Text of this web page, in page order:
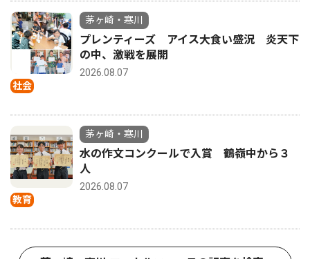
社会
茅ヶ崎・寒川
プレンティーズ アイス大食い盛況 炎天下
の中、激戦を展開
2026.08.07
教育
茅ヶ崎・寒川
水の作文コンクールで入賞 鶴嶺中から３
人
2026.08.07